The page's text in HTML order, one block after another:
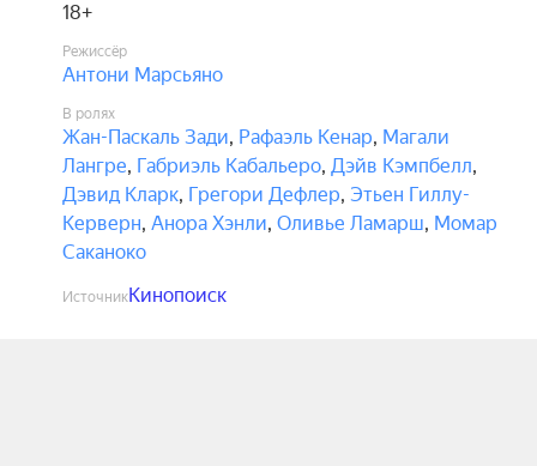
18+
Режиссёр
Антони Марсьяно
В ролях
Жан-Паскаль Зади, Рафаэль Кенар, Магали
Лангре, Габриэль Кабальеро, Дэйв Кэмпбелл,
Дэвид Кларк, Грегори Дефлер, Этьен Гиллу-
Керверн, Анора Хэнли, Оливье Ламарш, Момар
Саканоко
ИсточникКинопоиск